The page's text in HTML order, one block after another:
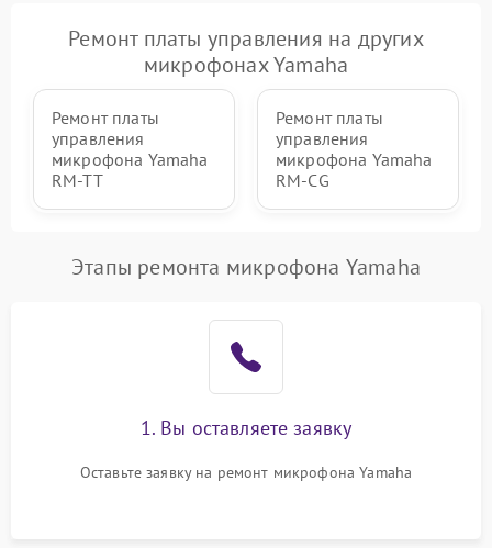
Ремонт платы управления на других
микрофонах Yamaha
Ремонт платы
управления
микрофона Yamaha
RM-TT
Ремонт платы
управления
микрофона Yamaha
RM-CG
Этапы ремонта микрофона Yamaha
1. Вы оставляете заявку
Оставьте заявку на ремонт микрофона Yamaha